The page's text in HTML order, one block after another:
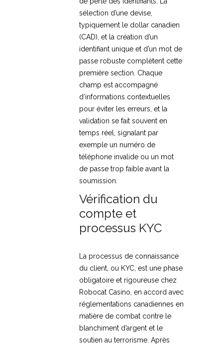
sélection d’une devise,
typiquement le dollar canadien
(CAD), et la création d’un
identifiant unique et d’un mot de
passe robuste complètent cette
première section. Chaque
champ est accompagné
d’informations contextuelles
pour éviter les erreurs, et la
validation se fait souvent en
temps réel, signalant par
exemple un numéro de
téléphone invalide ou un mot
de passe trop faible avant la
soumission.
Vérification du
compte et
processus KYC
La processus de connaissance
du client, ou KYC, est une phase
obligatoire et rigoureuse chez
Robocat Casino, en accord avec
réglementations canadiennes en
matière de combat contre le
blanchiment d’argent et le
soutien au terrorisme. Après